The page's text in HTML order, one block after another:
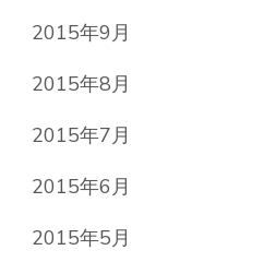
2015年9月
2015年8月
2015年7月
2015年6月
2015年5月